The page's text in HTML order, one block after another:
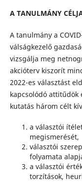
A TANULMÁNY
A tanulmány a
válságkezelő
vizsgálja meg
akcióterv kiszorít
2022-es választást
kapcsolódó attitűdök
kutatás három célt
a választói
megismerését,
választói
folyamata
a választói
torzítások,